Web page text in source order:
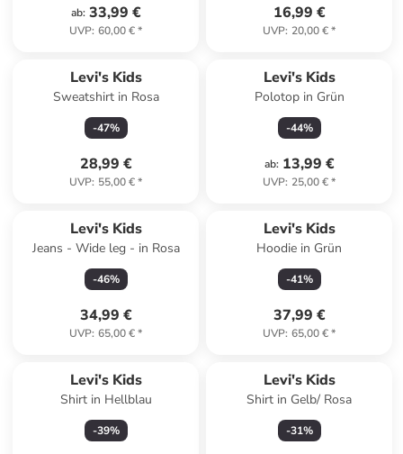
ab: 33,99 €
UVP: 60,00 €*
16,99 €
UVP: 20,00 €*
Levi's Kids
Sweatshirt in Rosa
-47%
28,99 €
UVP: 55,00 €*
Levi's Kids
Polotop in Grün
-44%
ab: 13,99 €
UVP: 25,00 €*
Levi's Kids
Jeans - Wide leg - in Rosa
-46%
34,99 €
UVP: 65,00 €*
Levi's Kids
Hoodie in Grün
-41%
37,99 €
UVP: 65,00 €*
Levi's Kids
Shirt in Hellblau
-39%
Levi's Kids
Shirt in Gelb/ Rosa
-31%